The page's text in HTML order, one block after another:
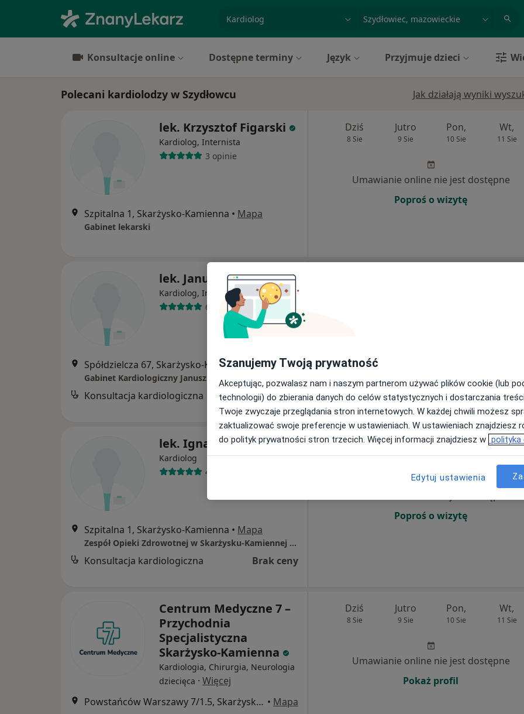
Konsultacje online Dostępne terminy Język Przyjmuje dzieci
Polecani kardiolodzy w Szydłowcu Jak działają wyniki
lek. Krzysztof Figarski
Kardiolog, Internista
3 opinie
Szpitalna 1, Skarżysko-Kamienna • Mapa
Gabinet lekarski
Dziś
8 Sie
Jutro
9 Sie
Pon,
10 Sie
Wt,
11 Sie
Umawianie online nie jest dostępne
Poproś o wizytę
lek. Janusz Paź
Kardiolog, Internista· Więcej
6 opinii
Spółdzielcza 67, Skarżysko-Kamienna• Mapa
Gabinet Kardiologiczny Janusz Paź
Konsultacja kardiologiczna Brak ceny
lek. Ignacy Sawina
Kardiolog
4 opinie
Szpitalna 1, Skarżysko-Kamienna • Mapa
Zespół Opieki Zdrowotnej w Skarżysku-Kamiennej - Szpital - Oddział Kardiologiczny
Konsultacja kardiologiczna Brak ceny
Dziś Jutro Pon, Wt,
Poproś o wizytę
Centrum Medyczne 7 –
Przychodnia
Specjalistyczna
Skarżysko-Kamienna
Kardiologia, Chirurgia, Neurologia
dziecięca · Więcej
Powstańców Warszawy 7/1.5, Skarżysko-Kamienna, Skarżysko-Kamienna • Mapa
Dziś
8 Sie
Jutro
9 Sie
Pon,
10 Sie
Wt,
11 Sie
Umawianie online nie jest dostępne
Pokaż profil
Szanujemy Twoją prywatność
Akceptując, pozwalasz nam i naszym partnerom używać plików cookie (lub
technologii) do zbierania danych do celów statystycznych i dostarczania
Twoje zwyczaje przeglądania stron internetowych. W każdej chwili możesz
zaktualizować swoje preferencje w ustawieniach. W ustawieniach znajdziesz
do polityk prywatności stron trzecich. Więcej informacji znajdziesz w polityka
Edytuj ustawienia